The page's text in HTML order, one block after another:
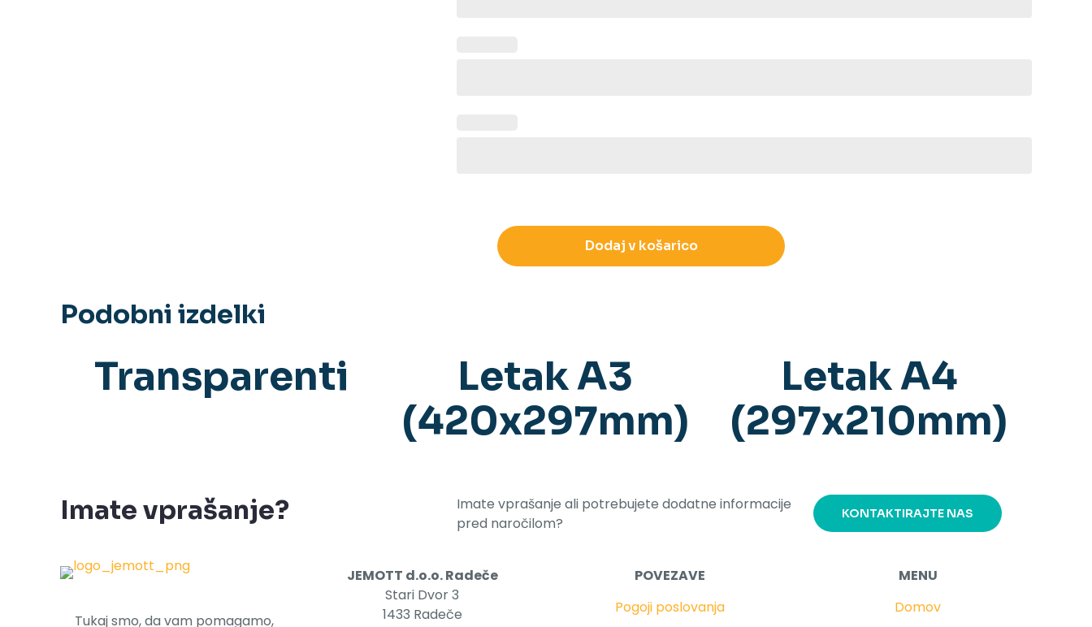
Dodaj v košarico
Podobni izdelki
Transparenti
Letak A3
(420x297mm)
Letak A4
(297x210mm)
Imate vprašanje?
Imate vprašanje ali potrebujete dodatne informacije
pred naročilom?
KONTAKTIRAJTE NAS
Tukaj smo, da vam pomagamo,
JEMOTT d.o.o. Radeče
Stari Dvor 3
1433 Radeče
POVEZAVE
Pogoji poslovanja
MENU
Domov